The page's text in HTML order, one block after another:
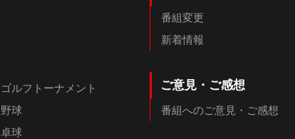
ゴルフトーナメント
野球
卓球
番組変更
新着情報
ご意見・ご感想
番組へのご意見・ご感想